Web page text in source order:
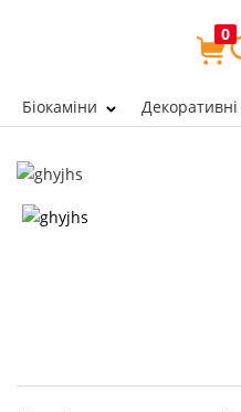
0
Біокаміни